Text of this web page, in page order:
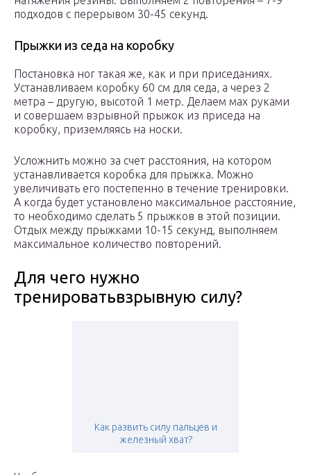
подходов с перерывом 30-45 секунд.
Прыжки из седа на коробку
Постановка ног такая же, как и при приседаниях.
Устанавливаем коробку 60 см для седа, а через 2
метра – другую, высотой 1 метр. Делаем мах руками
и совершаем взрывной прыжок из приседа на
коробку, приземляясь на носки.
Усложнить можно за счет расстояния, на котором
устанавливается коробка для прыжка. Можно
увеличивать его постепенно в течение тренировки.
А когда будет установлено максимальное расстояние,
то необходимо сделать 5 прыжков в этой позиции.
Отдых между прыжками 10-15 секунд, выполняем
максимальное количество повторений.
Для чего нужно
тренироватьвзрывную силу?
Как развить силу пальцев и
железный хват?